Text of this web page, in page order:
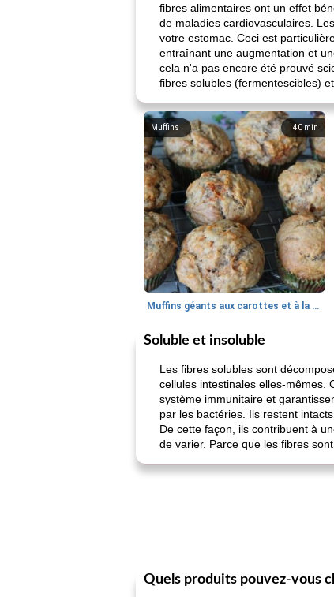
fibres alimentaires ont un effet
de maladies cardiovasculaires.
votre estomac. Ceci est
entraînant une augmentation et
cela n'a pas encore été prouvé
fibres solubles (fermentescibles)
40 min
Muffins
Muffins géants aux carottes et à la banane de Nif
Soluble et insoluble
Les fibres solubles sont
cellules intestinales elles-mêmes.
système immunitaire et
par les bactéries. Ils restent
De cette façon, ils contribuent à
de varier. Parce que les fibres
Quels produits pouvez-vous